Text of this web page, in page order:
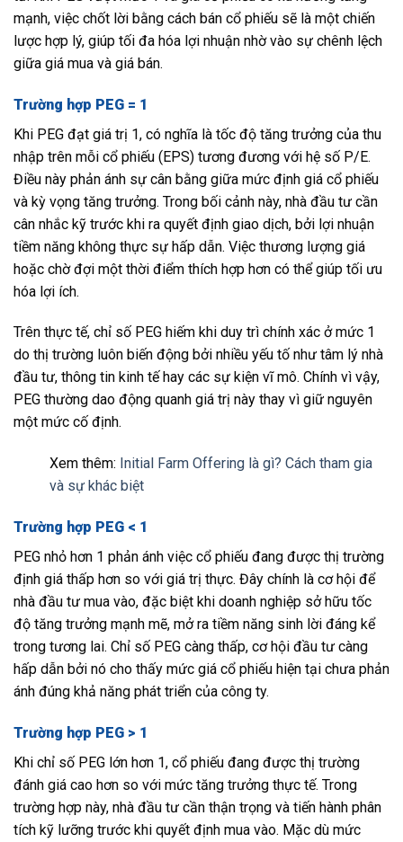
mạnh, việc chốt lời bằng cách bán cổ phiếu sẽ là một chiến
lược hợp lý, giúp tối đa hóa lợi nhuận nhờ vào sự chênh lệch
giữa giá mua và giá bán.
Trường hợp PEG = 1
Khi PEG đạt giá trị 1, có nghĩa là tốc độ tăng trưởng của thu
nhập trên mỗi cổ phiếu (EPS) tương đương với hệ số P/E.
Điều này phản ánh sự cân bằng giữa mức định giá cổ phiếu
và kỳ vọng tăng trưởng. Trong bối cảnh này, nhà đầu tư cần
cân nhắc kỹ trước khi ra quyết định giao dịch, bởi lợi nhuận
tiềm năng không thực sự hấp dẫn. Việc thương lượng giá
hoặc chờ đợi một thời điểm thích hợp hơn có thể giúp tối ưu
hóa lợi ích.
Trên thực tế, chỉ số PEG hiếm khi duy trì chính xác ở mức 1
do thị trường luôn biến động bởi nhiều yếu tố như tâm lý nhà
đầu tư, thông tin kinh tế hay các sự kiện vĩ mô. Chính vì vậy,
PEG thường dao động quanh giá trị này thay vì giữ nguyên
một mức cố định.
Xem thêm: Initial Farm Offering là gì? Cách tham gia
và sự khác biệt
Trường hợp PEG < 1
PEG nhỏ hơn 1 phản ánh việc cổ phiếu đang được thị trường
định giá thấp hơn so với giá trị thực. Đây chính là cơ hội để
nhà đầu tư mua vào, đặc biệt khi doanh nghiệp sở hữu tốc
độ tăng trưởng mạnh mẽ, mở ra tiềm năng sinh lời đáng kể
trong tương lai. Chỉ số PEG càng thấp, cơ hội đầu tư càng
hấp dẫn bởi nó cho thấy mức giá cổ phiếu hiện tại chưa phản
ánh đúng khả năng phát triển của công ty.
Trường hợp PEG > 1
Khi chỉ số PEG lớn hơn 1, cổ phiếu đang được thị trường
đánh giá cao hơn so với mức tăng trưởng thực tế. Trong
trường hợp này, nhà đầu tư cần thận trọng và tiến hành phân
tích kỹ lưỡng trước khi quyết định mua vào. Mặc dù mức